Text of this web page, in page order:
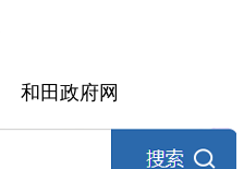
和田政府网